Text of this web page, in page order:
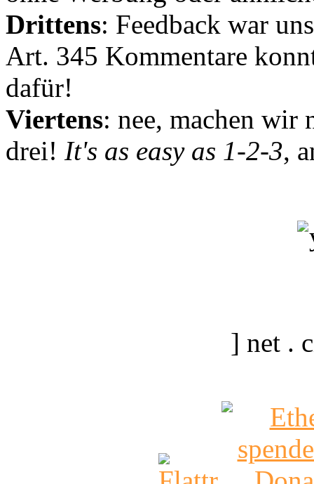
Drittens: Feedback war
Art. 345 Kommentare
dafür!
Viertens: nee, machen wir
drei! It's as easy as 1-2-3,
] net .